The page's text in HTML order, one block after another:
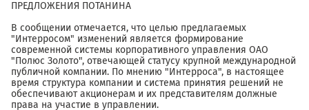
ПРЕДЛОЖЕНИЯ ПОТАНИНА
В сообщении отмечается, что целью предлагаемых
"Интерросом" изменений является формирование
современной системы корпоративного управления ОАО
"Полюс Золото", отвечающей статусу крупной международной
публичной компании. По мнению "Интерроса", в настоящее
время структура компании и система принятия решений не
обеспечивают акционерам и их представителям должные
права на участие в управлении.